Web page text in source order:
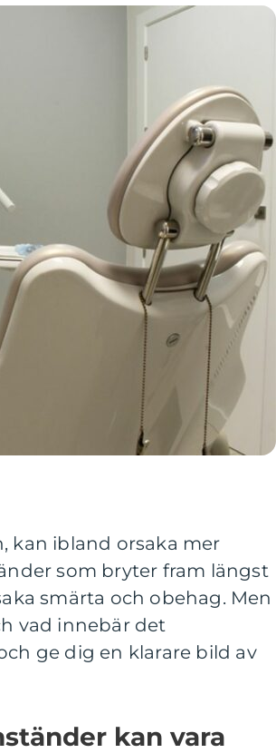
kan ibland orsaka mer
som bryter fram längst
smärta och obehag. Men
vad innebär det
ge dig en klarare bild av
kan vara